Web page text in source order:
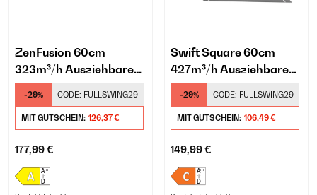
ZenFusion 60cm
323m³/h Ausziehbare
Unterbau-
Dunstabzugshaube
Schwarz
-29% CODE: FULLSWING29
MIT GUTSCHEIN: 126,37 €
177,99 €
Swift Square 60cm
427m³/h Ausziehbare
Unterbau-
Dunstabzugshaube
Silber
-29% CODE: FULLSWING29
MIT GUTSCHEIN: 106,49 €
149,99 €